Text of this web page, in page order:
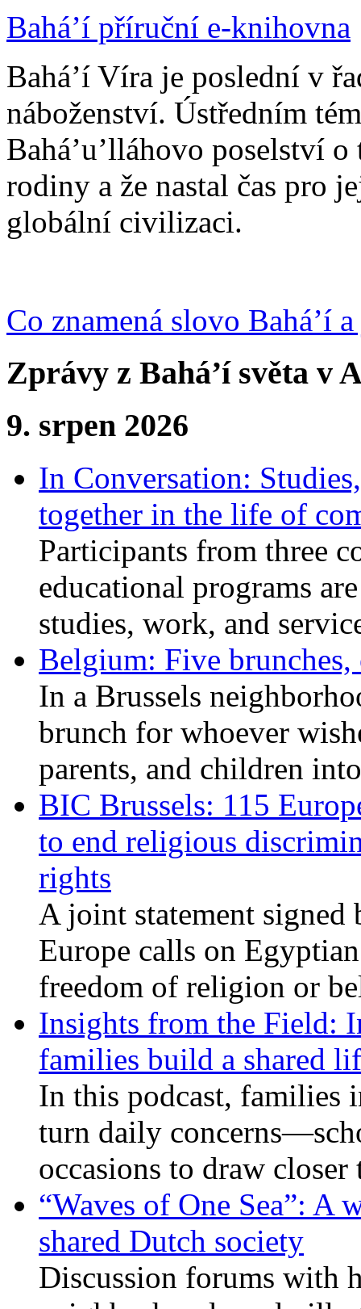
Bahá’í příruční e-knihovna
Bahá’í Víra je poslední v
náboženství. Ústředním
Bahá’u’lláhovo poselství
rodiny a že nastal čas pro
globální civilizaci.
Co znamená slovo Bahá’í
Zprávy z Bahá’í světa v
9. srpen 2026
In Conversation:
together in the life of
Participants from three
educational programs
studies, work, and
Belgium: Five
In a Brussels
brunch for whoever
parents, and children
BIC Brussels: 115
to end religious
rights
A joint statement signed
Europe calls on
freedom of religion or
Insights from the Field:
families build a shared
In this podcast, families
turn daily
occasions to draw
“Waves of One Sea”:
shared Dutch society
Discussion forums with